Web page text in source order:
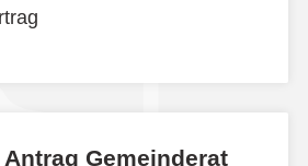
Antrag Gemeinderat